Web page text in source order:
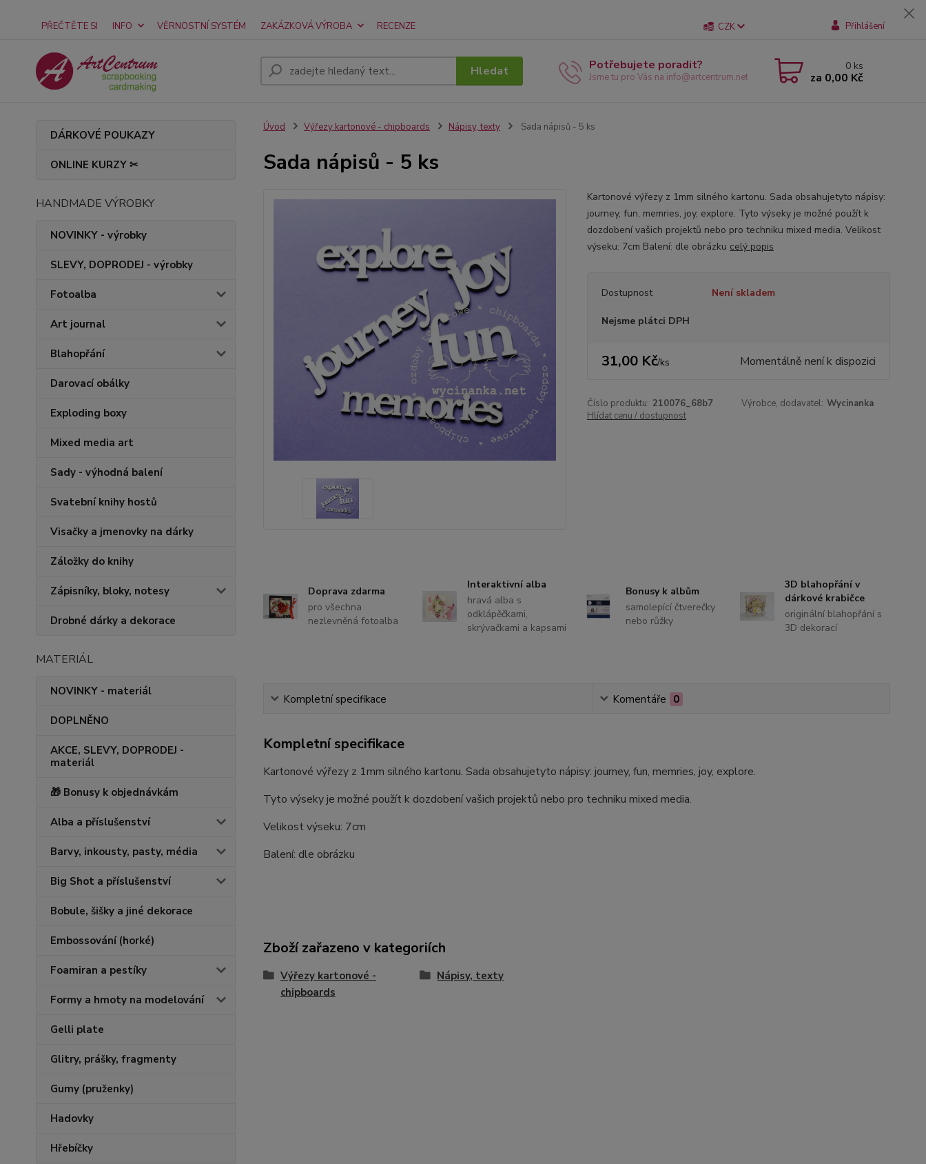
PŘEČTĚTE SI INFO VĚRNOSTNÍ SYSTÉM ZAKÁZKOVÁ VÝROBA RECENZE CZK Přihlášení
Hledat Potřebujete poradit?
Jsme tu pro Vás na info@artcentrum.net
0 ks
za 0,00 Kč
DÁRKOVÉ POUKAZY
ONLINE KURZY ✂
HANDMADE VÝROBKY
NOVINKY - výrobky
SLEVY, DOPRODEJ - výrobky
Fotoalba
Art journal
Blahopřání
Darovací obálky
Exploding boxy
Mixed media art
Sady - výhodná balení
Svatební knihy hostů
Visačky a jmenovky na dárky
Záložky do knihy
Zápisníky, bloky, notesy
Drobné dárky a dekorace
MATERIÁL
NOVINKY - materiál
DOPLNĚNO
AKCE, SLEVY, DOPRODEJ -
materiál
🎁 Bonusy k objednávkám
Alba a příslušenství
Barvy, inkousty, pasty, média
Big Shot a příslušenství
Bobule, šišky a jiné dekorace
Embossování (horké)
Foamiran a pestíky
Formy a hmoty na modelování
Gelli plate
Glitry, prášky, fragmenty
Gumy (pruženky)
Hadovky
Hřebíčky
Úvod Výřezy kartonové - chipboards Nápisy, texty Sada nápisů - 5 ks
Sada nápisů - 5 ks
Kartonové výřezy z 1mm silného kartonu. Sada obsahujetyto nápisy:
journey, fun, memries, joy, explore. Tyto výseky je možné použít k
dozdobení vašich projektů nebo pro techniku mixed media. Velikost
výseku: 7cm Balení: dle obrázku celý popis
Dostupnost Není skladem
Nejsme plátci DPH
31,00 Kč/ks Momentálně není k dispozici
Číslo produktu: 210076_68b7 Výrobce, dodavatel: Wycinanka
Hlídat cenu / dostupnost
Doprava zdarma
pro všechna
nezlevněná fotoalba
Interaktivní alba
hravá alba s
odklápěčkami,
skrývačkami a kapsami
Bonusy k albům
samolepící čtverečky
nebo růžky
3D blahopřání v
dárkové krabičce
originální blahopřání s
3D dekorací
Kompletní specifikace Komentáře 0
Kompletní specifikace
Kartonové výřezy z 1mm silného kartonu. Sada obsahujetyto nápisy: journey, fun, memries, joy, explore.
Tyto výseky je možné použít k dozdobení vašich projektů nebo pro techniku mixed media.
Velikost výseku: 7cm
Balení: dle obrázku
Zboží zařazeno v kategoriích
Výřezy kartonové -
chipboards
Nápisy, texty